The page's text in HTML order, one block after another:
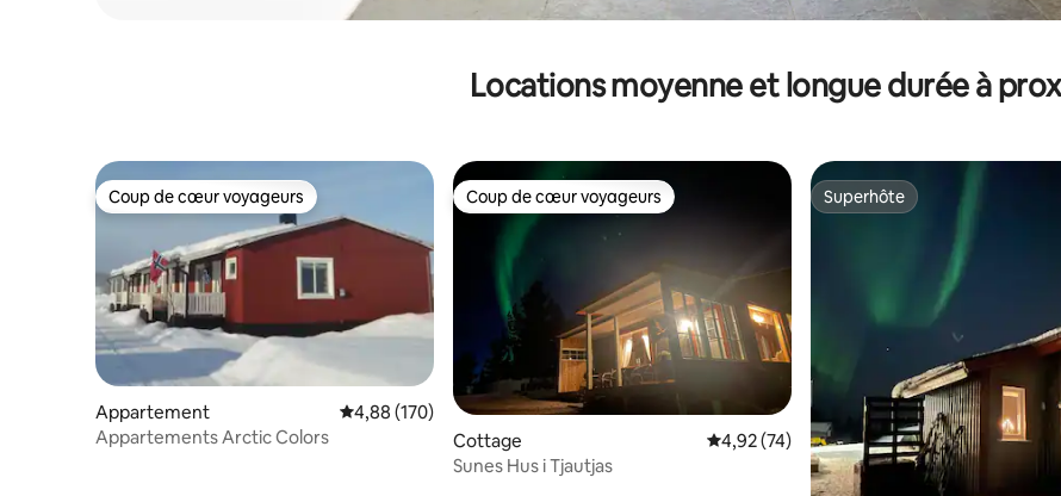
Locations moyenne et longue durée à
Coup de cœur voyageurs
Coup de cœur voyageurs
Appartement Évaluation moyenne sur la base de 170 commentaires : 4,88 sur 5
4,88 (170)
Appartements Arctic Colors
Coup de cœur voyageurs
Coup de cœur voyageurs
Cottage Évaluation moyenne sur la base de 74
4,92 (74)
Sunes Hus i Tjautjas
Superhôte
Superhôte